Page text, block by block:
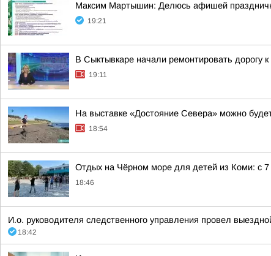
Максим Мартышин: Делюсь афишей
19:21
В Сыктывкаре начали ремонтировать дорогу
19:11
На выставке «Достояние Севера» можно
18:54
Отдых на Чёрном море для детей из Коми: с 7
18:46
И.о. руководителя следственного управления провел
18:42